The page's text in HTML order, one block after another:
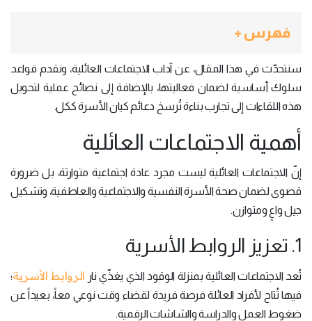
فهرس +
سنتحدّث في هذا المقال، عن آداب الاجتماعات العائلية، ونقدم قواعد
سلوك أساسية لضمان فعاليتها، بالإضافة إلى نصائح عملية لتحويل
هذه اللقاءات إلى تجارب بناءة تُرسخ دعائم كيان الأسرة ككل.
أهمية الاجتماعات العائلية
إنّ الاجتماعات العائلية ليست مجرد عادة اجتماعية متوارثة، بل ضرورة
قصوى لضمان صحة الأسرة النفسية والاجتماعية والعاطفية، وتشكيل
جيل واعٍ ومتوازن.
1. تعزيز الروابط الأسرية
تُعد الاجتماعات العائلية بمنزلة الوقود الذي يغذّي نار الروابط الأسرية؛
فيها تُتاح لأفراد العائلة فرصة فريدة لقضاء وقت نوعي معاً، بعيداً عن
ضغوط العمل والدراسة والشاشات الرقمية.